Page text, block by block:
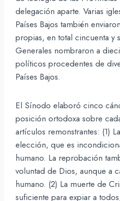
delegación aparte. Varias
Países Bajos también
propias, en total cincuenta y
Generales nombraron a
políticos procedentes de
Países Bajos.
El Sínodo elaboró cinco
posición ortodoxa sobre
artículos remonstrantes: (1)
elección, que es
humano. La reprobación
voluntad de Dios, aunque a
humano. (2) La muerte de
suficiente para expiar a